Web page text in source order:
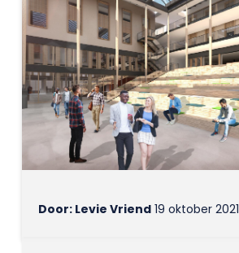
Door: Levie Vriend19 oktober 2021